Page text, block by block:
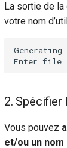
La sortie de la
votre nom
2. Spécifier
Vous pouvez
et/ou un